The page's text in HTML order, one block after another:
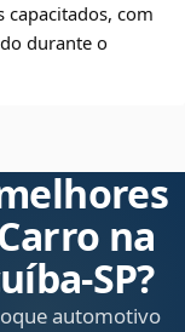
com
durante o
na
automotivo